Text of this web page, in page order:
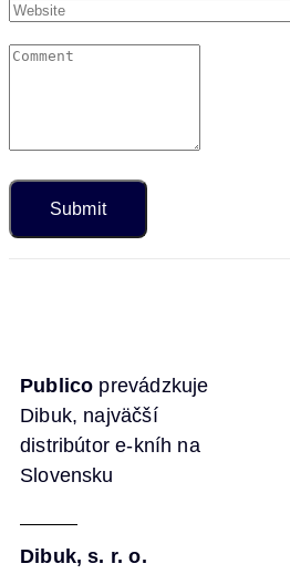
Publico prevádzkuje
Dibuk, najväčší
distribútor e-kníh na
Slovensku
Dibuk, s. r. o.